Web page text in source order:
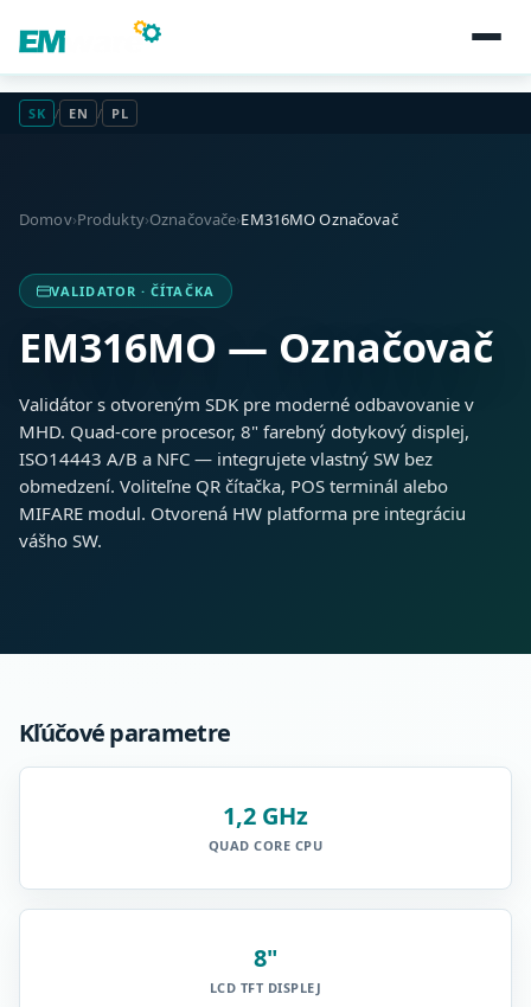
SK / EN / PL
Domov›Produkty›Označovače›EM316MO Označovač
VALIDATOR · ČÍTAČKA
EM316MO — Označovač
Validátor s otvoreným SDK pre moderné odbavovanie v
MHD. Quad-core procesor, 8" farebný dotykový displej,
ISO14443 A/B a NFC — integrujete vlastný SW bez
obmedzení. Voliteľne QR čítačka, POS terminál alebo
MIFARE modul. Otvorená HW platforma pre integráciu
vášho SW.
Kľúčové parametre
1,2 GHz
QUAD CORE CPU
8"
LCD TFT DISPLEJ